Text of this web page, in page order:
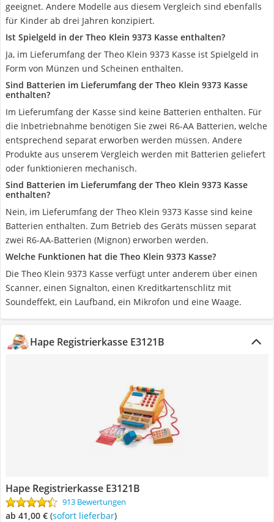
geeignet. Andere Modelle aus diesem Vergleich sind ebenfalls
für Kinder ab drei Jahren konzipiert.
Ist Spielgeld in der Theo Klein 9373 Kasse enthalten?
Ja, im Lieferumfang der Theo Klein 9373 Kasse ist Spielgeld in
Form von Münzen und Scheinen enthalten.
Sind Batterien im Lieferumfang der Theo Klein 9373 Kasse
enthalten?
Im Lieferumfang der Kasse sind keine Batterien enthalten. Für
die Inbetriebnahme benötigen Sie zwei R6-AA Batterien, welche
entsprechend separat erworben werden müssen. Andere
Produkte aus unserem Vergleich werden mit Batterien geliefert
oder funktionieren mechanisch.
Sind Batterien im Lieferumfang der Theo Klein 9373 Kasse
enthalten?
Nein, im Lieferumfang der Theo Klein 9373 Kasse sind keine
Batterien enthalten. Zum Betrieb des Geräts müssen separat
zwei R6-AA-Batterien (Mignon) erworben werden.
Welche Funktionen hat die Theo Klein 9373 Kasse?
Die Theo Klein 9373 Kasse verfügt unter anderem über einen
Scanner, einen Signalton, einen Kreditkartenschlitz mit
Soundeffekt, ein Laufband, ein Mikrofon und eine Waage.
Hape Registrierkasse E3121B
Hape Registrierkasse E3121B
913 Bewertungen
ab 41,00 € ( Sofort lieferbar)